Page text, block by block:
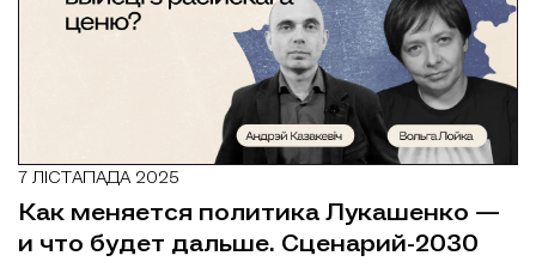
7 ЛІСТАПАДА 2025
Как меняется политика Лукашенко —
и что будет дальше. Сценарий-2030